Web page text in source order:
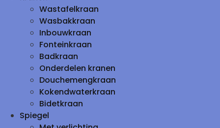
Wastafelkraan
Wasbakkraan
Inbouwkraan
Fonteinkraan
Badkraan
Onderdelen kranen
Douchemengkraan
Kokendwaterkraan
Bidetkraan
Spiegel